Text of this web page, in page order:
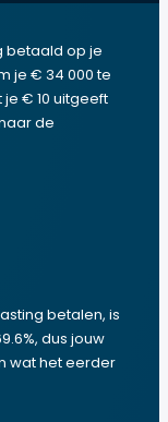
betaald op je
je € 34 000 te
€ 10 uitgeeft
de
betalen, is
dus jouw
wat het eerder